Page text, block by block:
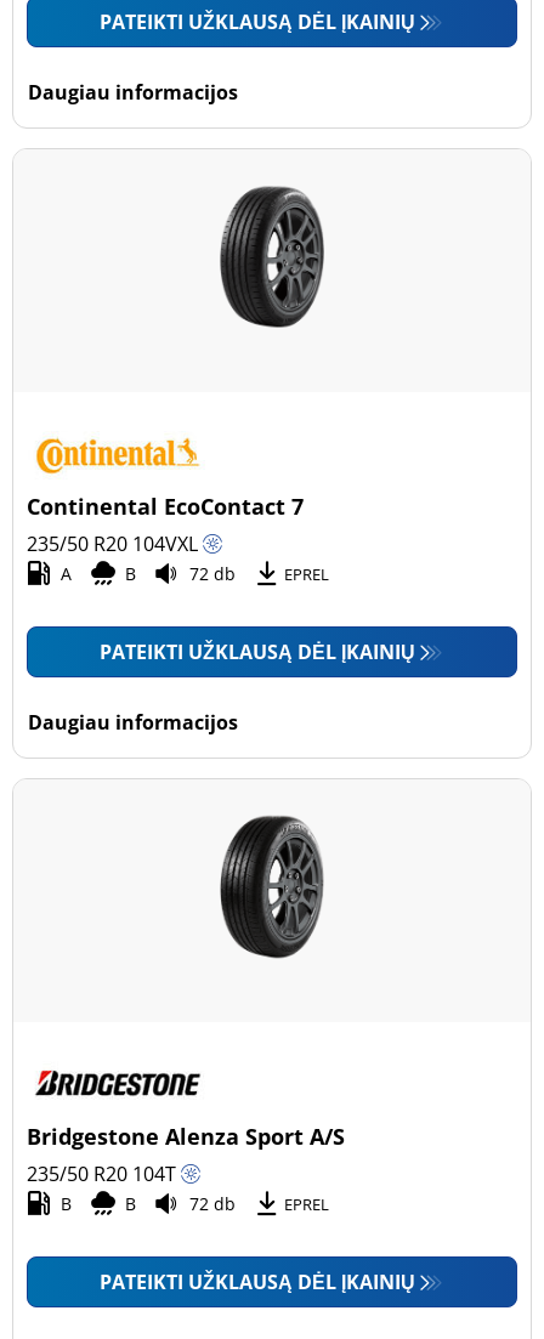
PATEIKTI UŽKLAUSĄ DĖL ĮKAINIŲ
Daugiau informacijos
Continental EcoContact 7
235/50 R20 104VXL
A B 72 db EPREL
PATEIKTI UŽKLAUSĄ DĖL ĮKAINIŲ
Daugiau informacijos
Bridgestone Alenza Sport A/S
235/50 R20 104T
B B 72 db EPREL
PATEIKTI UŽKLAUSĄ DĖL ĮKAINIŲ